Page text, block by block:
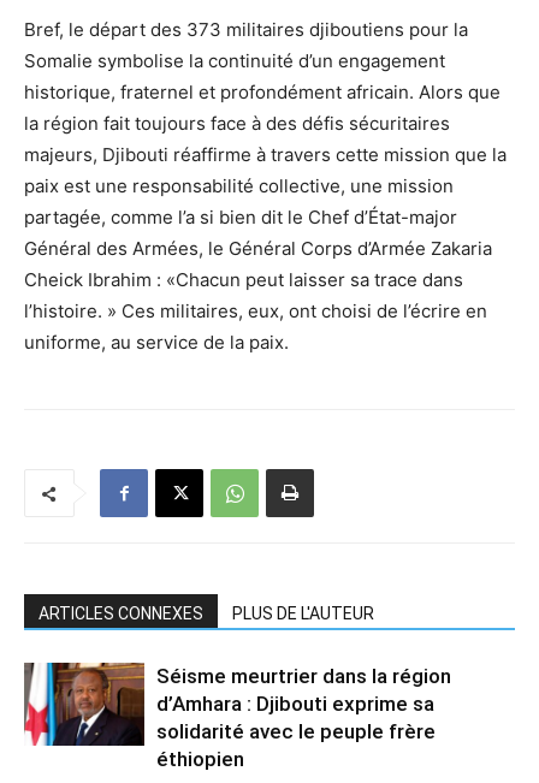
Bref, le départ des 373 militaires djiboutiens pour la
Somalie symbolise la continuité d’un engagement
historique, fraternel et profondément africain. Alors que
la région fait toujours face à des défis sécuritaires
majeurs, Djibouti réaffirme à travers cette mission que la
paix est une responsabilité collective, une mission
partagée, comme l’a si bien dit le Chef d’État-major
Général des Armées, le Général Corps d’Armée Zakaria
Cheick Ibrahim : «Chacun peut laisser sa trace dans
l’histoire. » Ces militaires, eux, ont choisi de l’écrire en
uniforme, au service de la paix.
ARTICLES CONNEXES PLUS DE L'AUTEUR
Séisme meurtrier dans la région
d’Amhara : Djibouti exprime sa
solidarité avec le peuple frère
éthiopien